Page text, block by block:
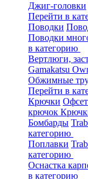
Джиг-головки
Перейти в
Поводки
Поводки
в категорию
Вертлюги,
Gamakatsu
Обжимные
Перейти в
Крючки
крючок
Бомбарды
категорию
Поплавки
категорию
Оснастка
в категорию